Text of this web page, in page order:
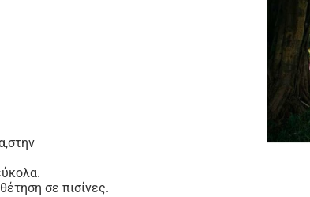
σε πισίνες.